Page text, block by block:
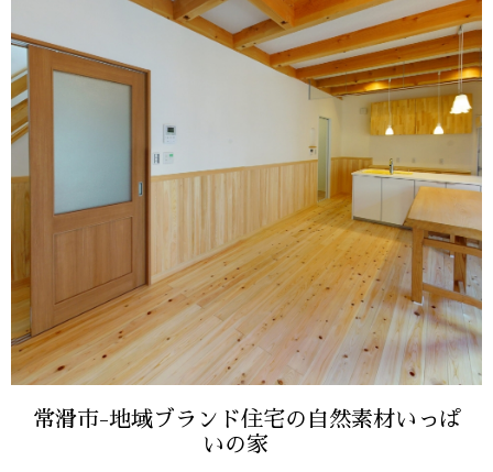
常滑市-地域ブランド住宅の自然素材いっぱ
いの家